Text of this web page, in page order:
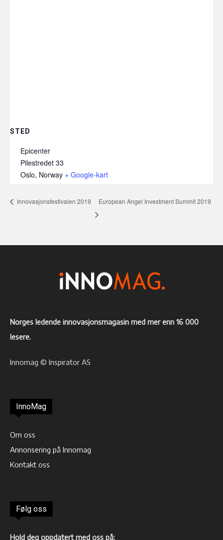
STED
Epicenter
Pilestredet 33
Oslo, Norway + Google-kart
Innovasjonsfestivalen 2019 European Angel Investment Summit 2019
Norges ledende innovasjonsmagasin med mer enn 16 000
lesere.
Innomag © Inspirator AS
InnoMag
Om oss
Annonsering på Innomag
Kontakt oss
Følg oss
Hold deg oppdatert med oss på: